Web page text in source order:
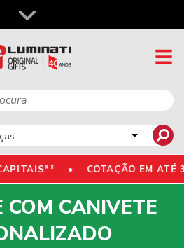
CAPITAIS** • COTAÇÃO EM
COM CANIVETE